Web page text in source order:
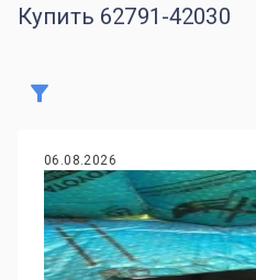
Купить 62791-42030
06.08.2026